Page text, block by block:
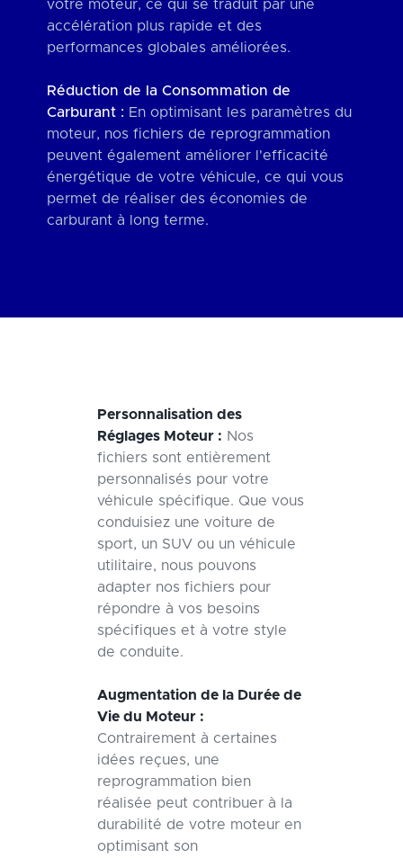
votre moteur, ce qui se traduit par une
accélération plus rapide et des
performances globales améliorées.
Réduction de la Consommation de
Carburant : En optimisant les paramètres du
moteur, nos fichiers de reprogrammation
peuvent également améliorer l'efficacité
énergétique de votre véhicule, ce qui vous
permet de réaliser des économies de
carburant à long terme.
Personnalisation des
Réglages Moteur : Nos
fichiers sont entièrement
personnalisés pour votre
véhicule spécifique. Que vous
conduisiez une voiture de
sport, un SUV ou un véhicule
utilitaire, nous pouvons
adapter nos fichiers pour
répondre à vos besoins
spécifiques et à votre style
de conduite.
Augmentation de la Durée de
Vie du Moteur :
Contrairement à certaines
idées reçues, une
reprogrammation bien
réalisée peut contribuer à la
durabilité de votre moteur en
optimisant son